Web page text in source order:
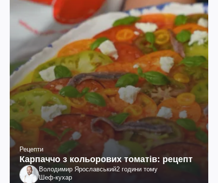
Рецепти
Карпаччо з кольорових томатів: рецепт
Володимир Ярославський2 години тому
Шеф-кухар